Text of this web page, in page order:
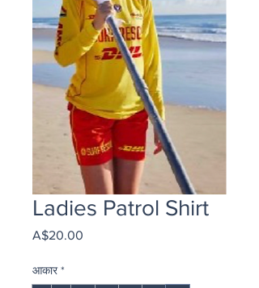
Ladies Patrol Shirt
A$20.00
आकार *